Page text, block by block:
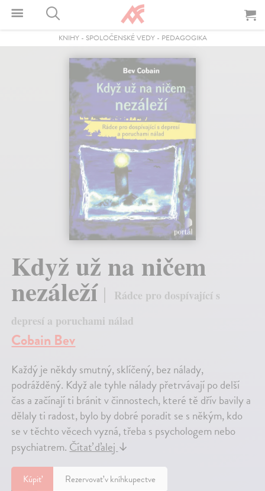
KNIHY- SPOLOČENSKÉ VEDY- PEDAGOGIKA
Když už na ničem
nezáleží
Rádce pro dospívající s
depresí a poruchami nálad
Cobain Bev
Každý je někdy smutný, sklíčený, bez nálady,
podrážděný. Když ale tyhle nálady přetrvávají po delší
čas a začínají ti bránit v činnostech, které tě dřív bavily a
dělaly ti radost, bylo by dobré poradit se s někým, kdo
se v těchto věcech vyzná, třeba s psychologem nebo
psychiatrem.Čítať ďalej↓
Kúpiť Rezervovať v kníhkupectve